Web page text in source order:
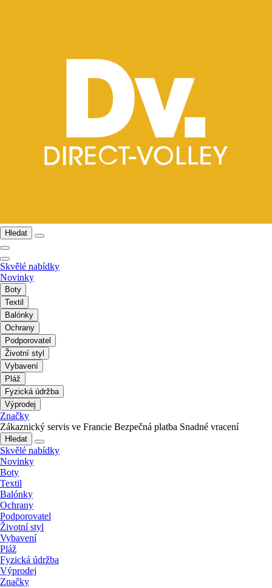
Hledat
Skvělé nabídky
Novinky
Boty
Textil
Balónky
Ochrany
Podporovatel
Životní styl
Vybavení
Pláž
Fyzická údržba
Výprodej
Značky
Zákaznický servis ve Francie Bezpečná platba Snadné vracení
Hledat
Skvělé nabídky
Novinky
Boty
Textil
Balónky
Ochrany
Podporovatel
Životní styl
Vybavení
Pláž
Fyzická údržba
Výprodej
Značky